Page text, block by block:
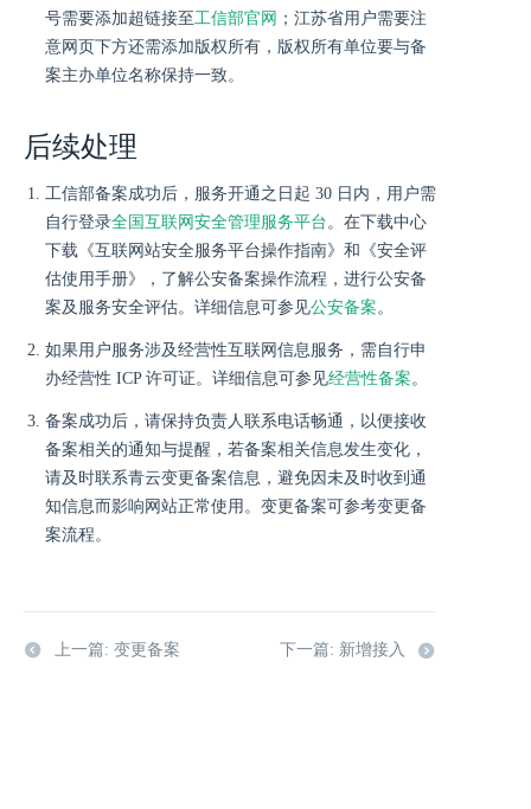
号需要添加超链接至工信部官网 ；江苏省用户需要注
意网页下方还需添加版权所有，版权所有单位要与备
案主办单位名称保持一致。
后续处理
工信部备案成功后，服务开通之日起 30 日内，用户需
自行登录全国互联网安全管理服务平台。在下载中心
下载《互联网站安全服务平台操作指南》和《安全评
估使用手册》，了解公安备案操作流程，进行公安备
案及服务安全评估。详细信息可参见公安备案。
如果用户服务涉及经营性互联网信息服务，需自行申
办经营性 ICP 许可证。详细信息可参见经营性备案。
备案成功后，请保持负责人联系电话畅通，以便接收
备案相关的通知与提醒，若备案相关信息发生变化，
请及时联系青云变更备案信息，避免因未及时收到通
知信息而影响网站正常使用。变更备案可参考变更备
案流程。
上一篇: 变更备案 下一篇: 新增接入